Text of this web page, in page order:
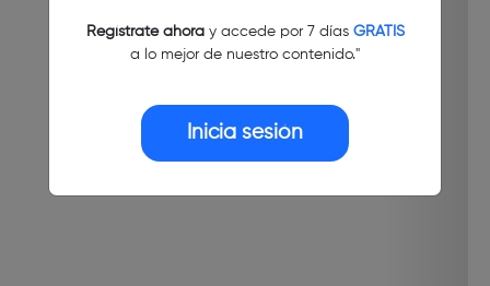
Regístrate ahoray accede por 7 días GRATIS
a lo mejor de nuestro contenido."
Inicia sesión